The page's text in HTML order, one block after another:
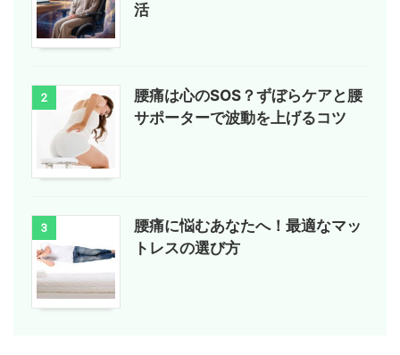
活
2
腰痛は心のSOS？ずぼらケアと腰
サポーターで波動を上げるコツ
3
腰痛に悩むあなたへ！最適なマッ
トレスの選び方